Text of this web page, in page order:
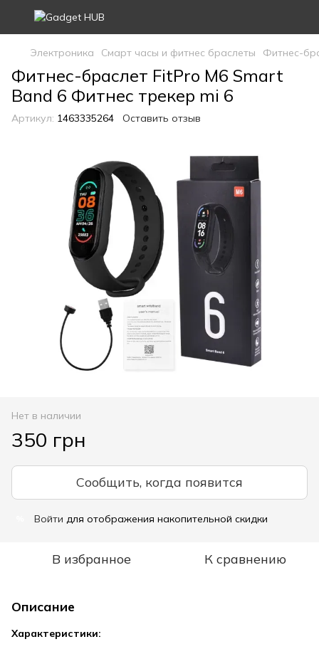
Электроника Смарт часы и фитнес браслеты Фитнес-
Фитнес-браслет FitPro M6 Smart
Band 6 Фитнес трекер mi 6
Артикул: 1463335264 Оставить отзыв
Нет в наличии
350 грн
Сообщить, когда появится
Войти для отображения накопительной скидки
В избранное К сравнению
Описание
Характеристики: